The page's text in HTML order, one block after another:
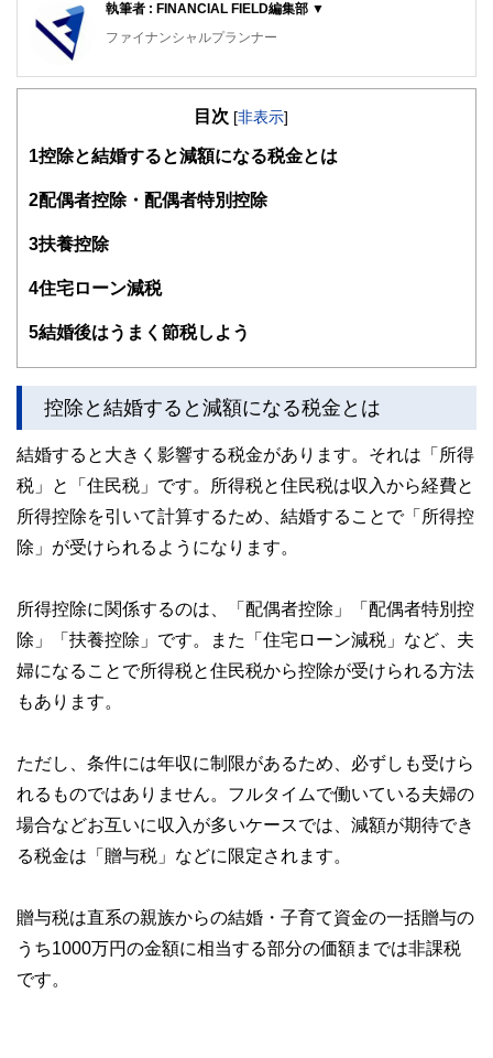
執筆者 : FINANCIAL FIELD編集部 ▼
ファイナンシャルプランナー
FinancialField編集部は、金融、経済に関する記事を、日々
知識がない方でも理解できるようわかりやすく発信していま
得者を中心に「お金や暮らし」に関する書籍・雑誌の編集経
験者で構成され、企画立案から記事掲載まですべての工程に
護士、税理士、宅地建物取引士、相続診断士、住宅ローンア
士、行政書士、投資アナリスト、キャリアコンサルタントな
かしく感じられる年金や税金、相続、保険、ローンなどの話
をわかりやすく発信している点です。
執筆者・監修者による執筆体制を築くことで、内容のわかり
やすさはもちろんのこと、読み応えのあるコンテンツと確か
な情報発信を実現しています。
私たちは、快適でより良い生活のアイデアを提供するお金の
コンシェルジュを目指します。
目次 [非表示]
1 控除と結婚すると減額になる税金とは
2配偶者控除・配偶者特別控除
3扶養控除
4住宅ローン減税
5結婚後はうまく節税しよう
控除と結婚すると減額になる税金とは
結婚すると大きく影響する税金があります。それは「所得
税」と「住民税」です。所得税と住民税は収入から経費と
所得控除を引いて計算するため、結婚することで「所得控
除」が受けられるようになります。
所得控除に関係するのは、「配偶者控除」「配偶者特別控
除」「扶養控除」です。また「住宅ローン減税」など、夫
婦になることで所得税と住民税から控除が受けられる方法
もあります。
ただし、条件には年収に制限があるため、必ずしも受けら
れるものではありません。フルタイムで働いている夫婦の
場合などお互いに収入が多いケースでは、減額が期待でき
る税金は「贈与税」などに限定されます。
贈与税は直系の親族からの結婚・子育て資金の一括贈与の
うち1000万円の金額に相当する部分の価額までは非課税
です。